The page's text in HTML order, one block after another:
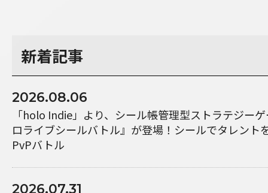
新着記事
2026.08.06
「holo Indie」より、シール帳管理型ストラテジー
ロライブシールバトル』が登場！シールでタレント
PvPバトル
2026.07.31